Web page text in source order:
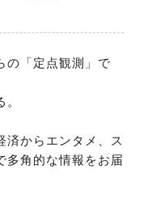
の「定点観測」で
済からエンタメ、ス
多角的な情報をお届